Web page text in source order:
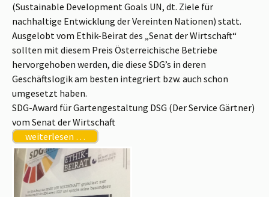
(Sustainable Development Goals UN, dt. Ziele für
nachhaltige Entwicklung der Vereinten Nationen) statt.
Ausgelobt vom Ethik-Beirat des „Senat der Wirtschaft“
sollten mit diesem Preis Österreichische Betriebe
hervorgehoben werden, die diese SDG’s in deren
Geschäftslogik am besten integriert bzw. auch schon
umgesetzt haben.
SDG-Award für Gartengestaltung DSG (Der Service Gärtner)
vom Senat der Wirtschaft
weiterlesen …